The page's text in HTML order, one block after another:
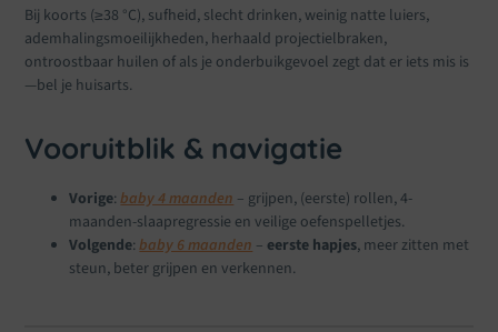
Bij koorts (≥38 °C), sufheid, slecht drinken, weinig natte luiers,
ademhalingsmoeilijkheden, herhaald projectielbraken,
ontroostbaar huilen of als je onderbuikgevoel zegt dat er iets mis is
—bel je huisarts.
Vooruitblik & navigatie
Vorige:baby 4 maanden – grijpen, (eerste) rollen, 4-
maanden-slaapregressie en veilige oefenspelletjes.
Volgende:baby 6 maanden – eerste hapjes, meer zitten met
steun, beter grijpen en verkennen.